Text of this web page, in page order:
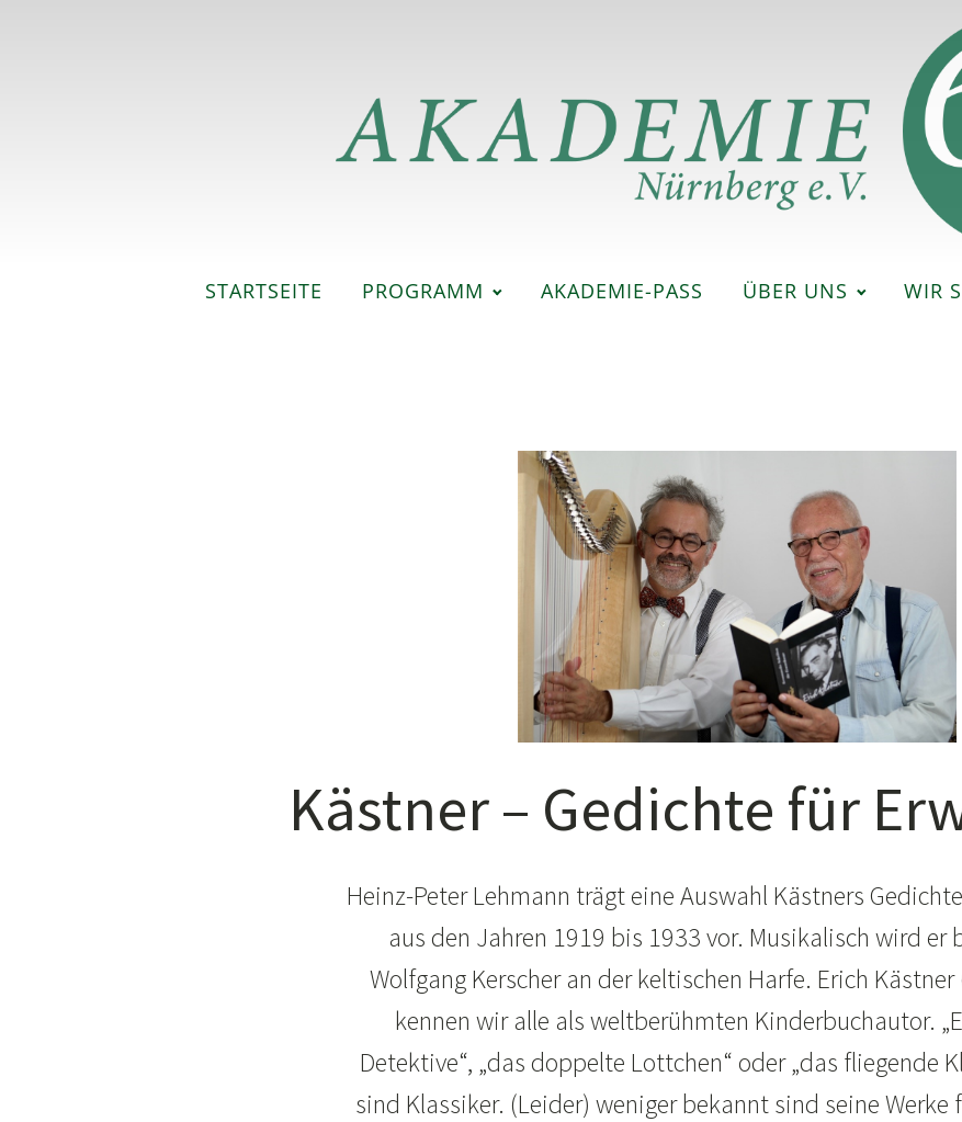
STARTSEITE PROGRAMM AKADEMIE-PASS ÜBER UNS WIR
Kästner – Gedichte für
Heinz-Peter Lehmann trägt eine Auswahl Kästners
aus den Jahren 1919 bis 1933 vor. Musikalisch wird er
Wolfgang Kerscher an der keltischen Harfe. Erich
kennen wir alle als weltberühmten Kinderbuchautor.
Detektive“, „das doppelte Lottchen“ oder „das fliegende
sind Klassiker. (Leider) weniger bekannt sind seine Werke